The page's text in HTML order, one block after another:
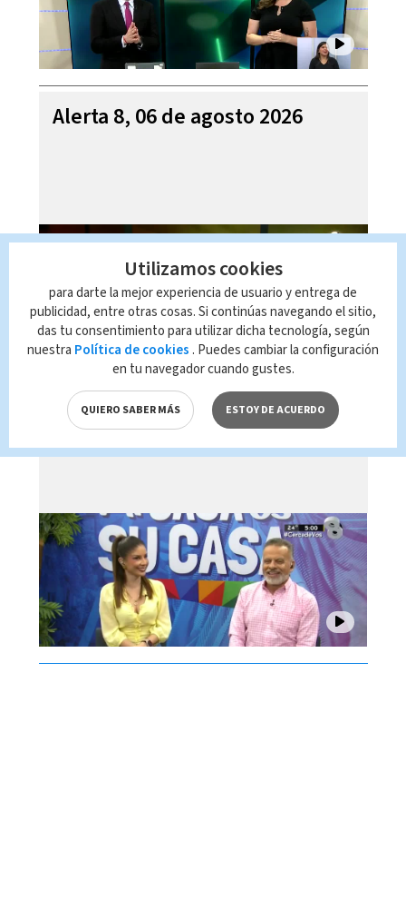
Alerta 8, 06 de agosto 2026
Mi Casa es su Casa, 06 de
agosto 2026
Utilizamos cookies
para darte la mejor experiencia de usuario y entrega de
publicidad, entre otras cosas. Si continúas navegando el sitio,
das tu consentimiento para utilizar dicha tecnología, según
nuestra Política de cookies . Puedes cambiar la configuración
en tu navegador cuando gustes.
QUIERO SABER MÁS ESTOY DE ACUERDO